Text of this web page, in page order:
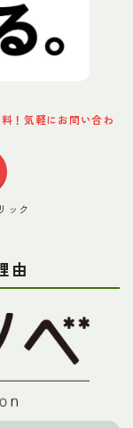
！気軽にお問い合わ
ック
由